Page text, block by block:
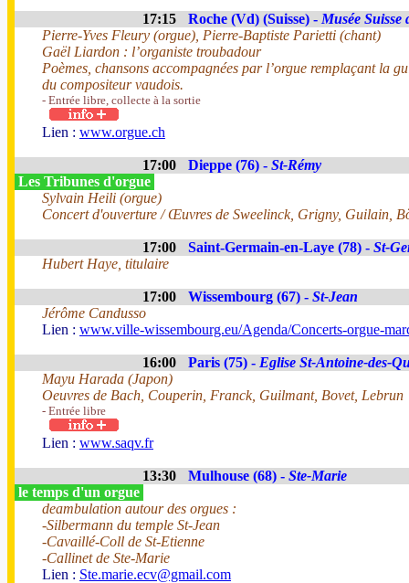
17:15 Roche (Vd) (Suisse) - Musée Suisse
Pierre-Yves Fleury (orgue), Pierre-Baptiste Parietti (chant)
Gaël Liardon : l’organiste troubadour
Poèmes, chansons accompagnées par l’orgue remplaçant la
du compositeur vaudois.
- Entrée libre, collecte à la sortie
Lien : www.orgue.ch
17:00 Dieppe (76) - St-Rémy
Les Tribunes d'orgue
Sylvain Heili (orgue)
Concert d'ouverture / Œuvres de Sweelinck, Grigny, Guilain,
17:00 Saint-Germain-en-Laye (78) - St-
Hubert Haye, titulaire
17:00 Wissembourg (67) - St-Jean
Jérôme Candusso
Lien : www.ville-wissembourg.eu/Agenda/Concerts-orgue-
16:00 Paris (75) - Eglise St-Antoine-des-
Mayu Harada (Japon)
Oeuvres de Bach, Couperin, Franck, Guilmant, Bovet, Lebrun
- Entrée libre
Lien : www.saqv.fr
13:30 Mulhouse (68) - Ste-Marie
le temps d'un orgue
deambulation autour des orgues :
-Silbermann du temple St-Jean
-Cavaillé-Coll de St-Etienne
-Callinet de Ste-Marie
Lien : Ste.marie.ecv@gmail.com